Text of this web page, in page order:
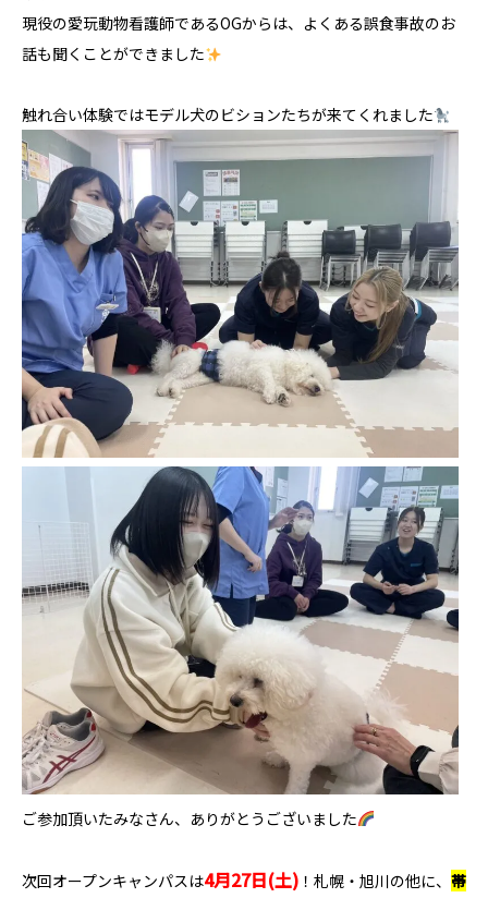
現役の愛玩動物看護師であるOGからは、よくある誤食事故のお
話も聞くことができました
触れ合い体験ではモデル犬のビションたちが来てくれました
ご参加頂いたみなさん、ありがとうございました
次回オープンキャンパスは4月27日(土) ！札幌・旭川の他に、 帯